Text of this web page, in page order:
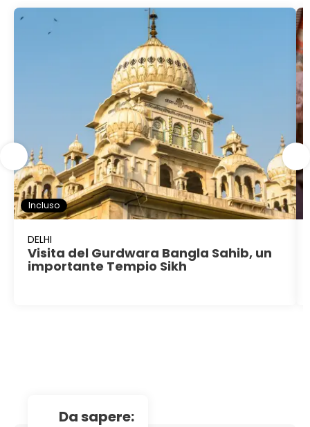
Incluso
DELHI
Visita del Gurdwara Bangla Sahib, un
importante Tempio Sikh
da sapere: